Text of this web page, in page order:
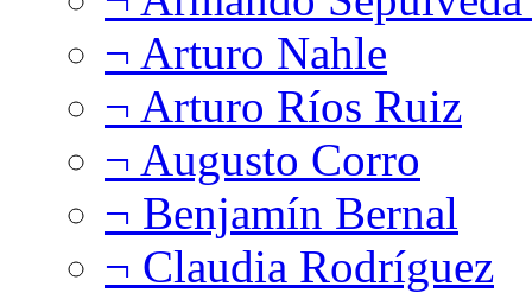
¬ Arturo Nahle
¬ Arturo Ríos Ruiz
¬ Augusto Corro
¬ Benjamín Bernal
¬ Claudia Rodríguez